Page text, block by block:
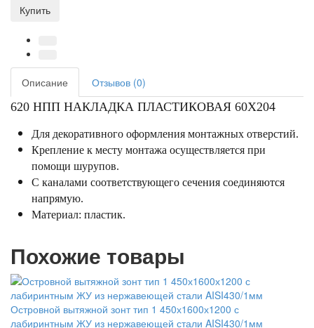
Купить
Описание
Отзывов (0)
620 НПП НАКЛАДКА ПЛАСТИКОВАЯ 60Х204
Для декоративного оформления монтажных отверстий.
Крепление к месту монтажа осуществляется при
помощи шурупов.
C каналами соответствующего сечения соединяются
напрямую.
Материал: пластик.
Похожие товары
Островной вытяжной зонт тип 1 450х1600х1200 с
лабиринтным ЖУ из нержавеющей стали AISI430/1мм